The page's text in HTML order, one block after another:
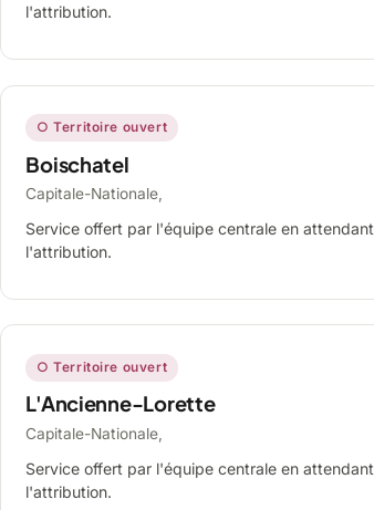
l'attribution.
○ Territoire ouvert
Boischatel
Capitale-Nationale,
Service offert par l'équipe centrale en attendant
l'attribution.
○ Territoire ouvert
L'Ancienne-Lorette
Capitale-Nationale,
Service offert par l'équipe centrale en attendant
l'attribution.